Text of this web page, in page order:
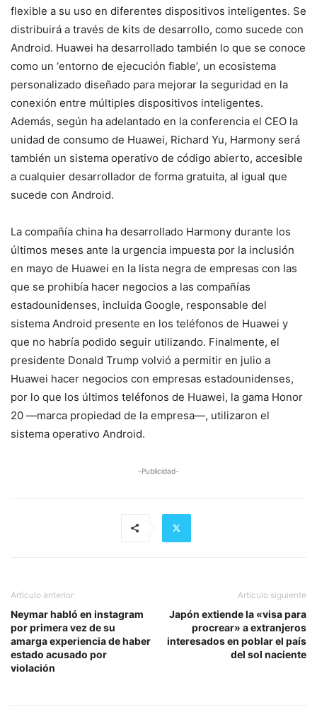
flexible a su uso en diferentes dispositivos inteligentes. Se
distribuirá a través de kits de desarrollo, como sucede con
Android. Huawei ha desarrollado también lo que se conoce
como un ‘entorno de ejecución fiable’, un ecosistema
personalizado diseñado para mejorar la seguridad en la
conexión entre múltiples dispositivos inteligentes.
Además, según ha adelantado en la conferencia el CEO la
unidad de consumo de Huawei, Richard Yu, Harmony será
también un sistema operativo de código abierto, accesible
a cualquier desarrollador de forma gratuita, al igual que
sucede con Android.
La compañía china ha desarrollado Harmony durante los
últimos meses ante la urgencia impuesta por la inclusión
en mayo de Huawei en la lista negra de empresas con las
que se prohibía hacer negocios a las compañías
estadounidenses, incluida Google, responsable del
sistema Android presente en los teléfonos de Huawei y
que no habría podido seguir utilizando. Finalmente, el
presidente Donald Trump volvió a permitir en julio a
Huawei hacer negocios con empresas estadounidenses,
por lo que los últimos teléfonos de Huawei, la gama Honor
20 —marca propiedad de la empresa—, utilizaron el
sistema operativo Android.
-Publicidad-
Artículo anterior
Neymar habló en instagram
por primera vez de su
amarga experiencia de haber
estado acusado por
violación
Artículo siguiente
Japón extiende la «visa para
procrear» a extranjeros
interesados en poblar el país
del sol naciente